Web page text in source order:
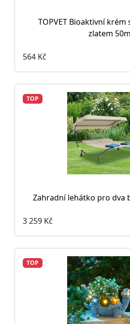
TOPVET Bioaktivní krém
zlatem
564 Kč
TOP
Zahradní lehátko pro dva
3 259 Kč
TOP